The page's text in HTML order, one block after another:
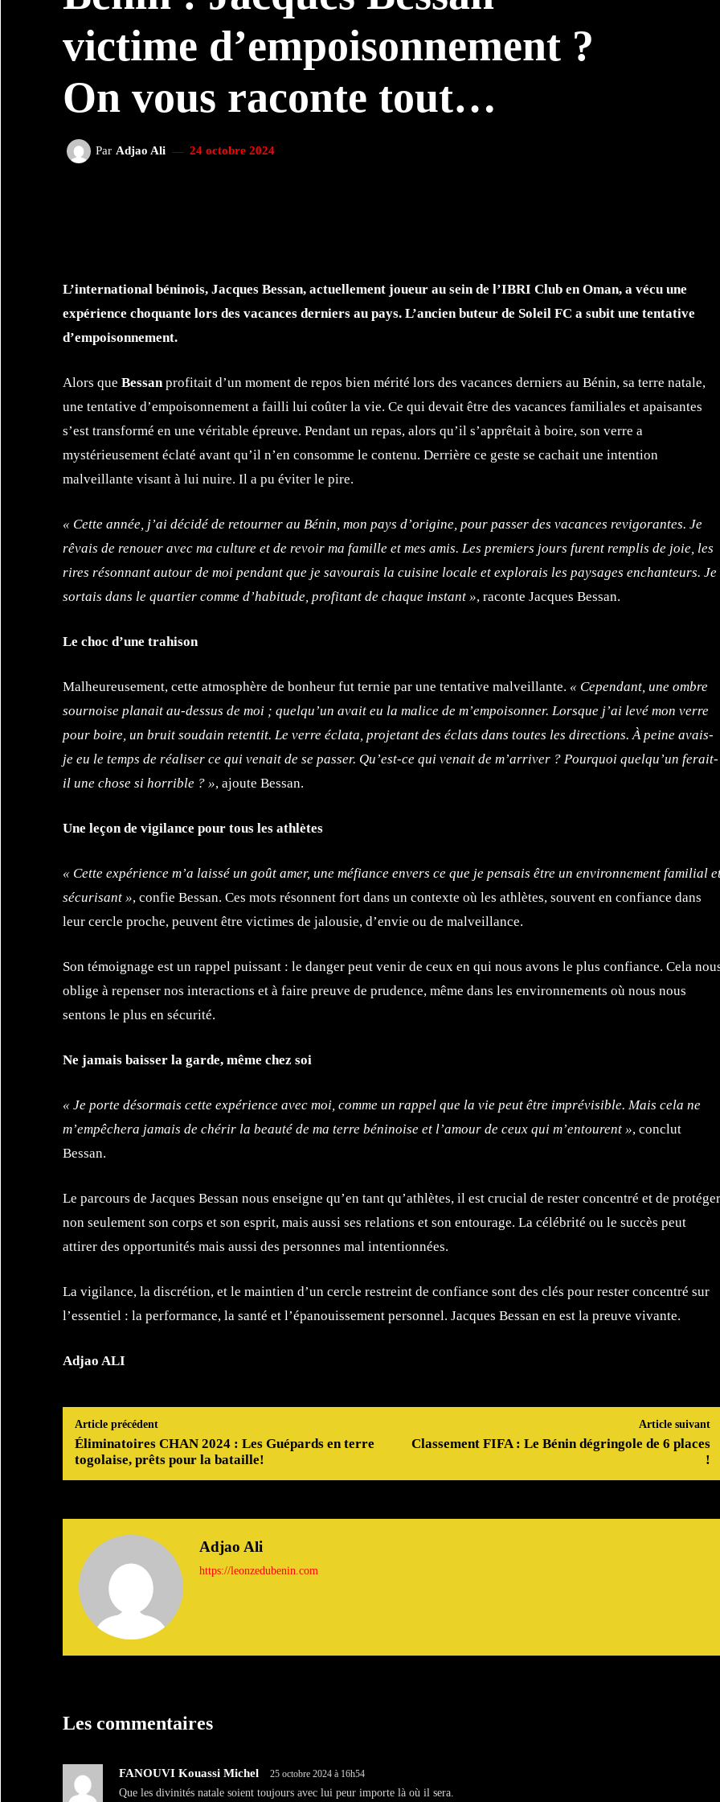
victime d’empoisonnement ?
On vous raconte tout…
Par Adjao Ali 24 octobre 2024
L’international béninois, Jacques Bessan, actuellement joueur au sein de l’IBRI Club en Oman, a vécu une
expérience choquante lors des vacances derniers au pays. L’ancien buteur de Soleil FC a subit une tentative
d’empoisonnement.
Alors que Bessan profitait d’un moment de repos bien mérité lors des vacances derniers au Bénin, sa terre natale,
une tentative d’empoisonnement a failli lui coûter la vie. Ce qui devait être des vacances familiales et apaisantes
s’est transformé en une véritable épreuve. Pendant un repas, alors qu’il s’apprêtait à boire, son verre a
mystérieusement éclaté avant qu’il n’en consomme le contenu. Derrière ce geste se cachait une intention
malveillante visant à lui nuire. Il a pu éviter le pire.
« Cette année, j’ai décidé de retourner au Bénin, mon pays d’origine, pour passer des vacances revigorantes. Je
rêvais de renouer avec ma culture et de revoir ma famille et mes amis. Les premiers jours furent remplis de joie, les
rires résonnant autour de moi pendant que je savourais la cuisine locale et explorais les paysages enchanteurs. Je
sortais dans le quartier comme d’habitude, profitant de chaque instant », raconte Jacques Bessan.
Le choc d’une trahison
Malheureusement, cette atmosphère de bonheur fut ternie par une tentative malveillante. « Cependant, une ombre
sournoise planait au-dessus de moi ; quelqu’un avait eu la malice de m’empoisonner. Lorsque j’ai levé mon verre
pour boire, un bruit soudain retentit. Le verre éclata, projetant des éclats dans toutes les directions. À peine avais-
je eu le temps de réaliser ce qui venait de se passer. Qu’est-ce qui venait de m’arriver ? Pourquoi quelqu’un ferait-
il une chose si horrible ? », ajoute Bessan.
Une leçon de vigilance pour tous les athlètes
« Cette expérience m’a laissé un goût amer, une méfiance envers ce que je pensais être un environnement familial
sécurisant », confie Bessan. Ces mots résonnent fort dans un contexte où les athlètes, souvent en confiance dans
leur cercle proche, peuvent être victimes de jalousie, d’envie ou de malveillance.
Son témoignage est un rappel puissant : le danger peut venir de ceux en qui nous avons le plus confiance. Cela
oblige à repenser nos interactions et à faire preuve de prudence, même dans les environnements où nous nous
sentons le plus en sécurité.
Ne jamais baisser la garde, même chez soi
« Je porte désormais cette expérience avec moi, comme un rappel que la vie peut être imprévisible. Mais cela ne
m’empêchera jamais de chérir la beauté de ma terre béninoise et l’amour de ceux qui m’entourent », conclut
Bessan.
Le parcours de Jacques Bessan nous enseigne qu’en tant qu’athlètes, il est crucial de rester concentré et de protéger
non seulement son corps et son esprit, mais aussi ses relations et son entourage. La célébrité ou le succès peut
attirer des opportunités mais aussi des personnes mal intentionnées.
La vigilance, la discrétion, et le maintien d’un cercle restreint de confiance sont des clés pour rester concentré sur
l’essentiel : la performance, la santé et l’épanouissement personnel. Jacques Bessan en est la preuve vivante.
Adjao ALI
Article précédent
Éliminatoires CHAN 2024 : Les Guépards en terre
togolaise, prêts pour la bataille!
Article suivant
Classement FIFA : Le Bénin dégringole de 6 places
!
Adjao Ali
https://leonzedubenin.com
Les commentaires
FANOUVI Kouassi Michel 25 octobre 2024 à 16h54
Que les divinités natale soient toujours avec lui peur importe là où il sera.